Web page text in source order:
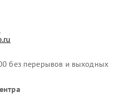
без перерывов и выходных